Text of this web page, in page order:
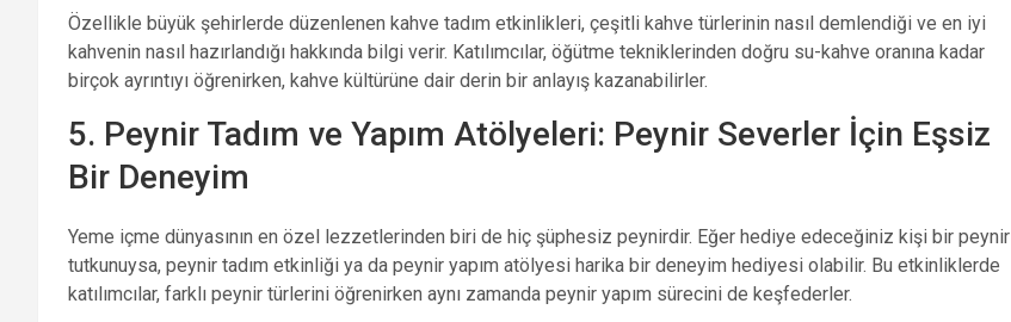
Özellikle büyük şehirlerde düzenlenen kahve tadım etkinlikleri, çeşitli kahve türlerinin nasıl demlendiği ve en iyi
kahvenin nasıl hazırlandığı hakkında bilgi verir. Katılımcılar, öğütme tekniklerinden doğru su-kahve oranına kadar
birçok ayrıntıyı öğrenirken, kahve kültürüne dair derin bir anlayış kazanabilirler.
5. Peynir Tadım ve Yapım Atölyeleri: Peynir Severler İçin Eşsiz
Bir Deneyim
Yeme içme dünyasının en özel lezzetlerinden biri de hiç şüphesiz peynirdir. Eğer hediye edeceğiniz kişi bir peynir
tutkunuysa, peynir tadım etkinliği ya da peynir yapım atölyesi harika bir deneyim hediyesi olabilir. Bu etkinliklerde
katılımcılar, farklı peynir türlerini öğrenirken aynı zamanda peynir yapım sürecini de keşfederler.